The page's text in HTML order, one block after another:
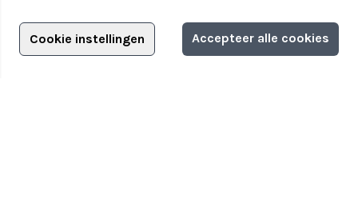
Filter jouw teamuitstapje!
Adverteren?
Adverteerdersopties
Cookie instellingen Accepteer alle cookies